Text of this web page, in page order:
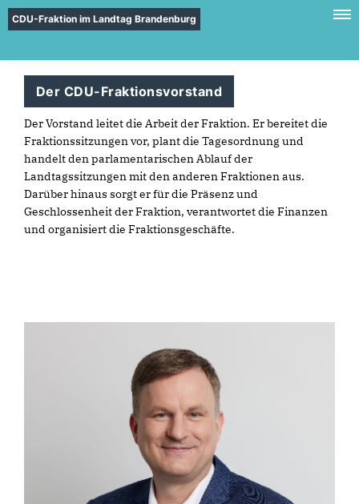
CDU-Fraktion im Landtag Brandenburg
Der CDU-Fraktionsvorstand
Der Vorstand leitet die Arbeit der Fraktion. Er bereitet die
Fraktionssitzungen vor, plant die Tagesordnung und
handelt den parlamentarischen Ablauf der
Landtagssitzungen mit den anderen Fraktionen aus.
Darüber hinaus sorgt er für die Präsenz und
Geschlossenheit der Fraktion, verantwortet die Finanzen
und organisiert die Fraktionsgeschäfte.